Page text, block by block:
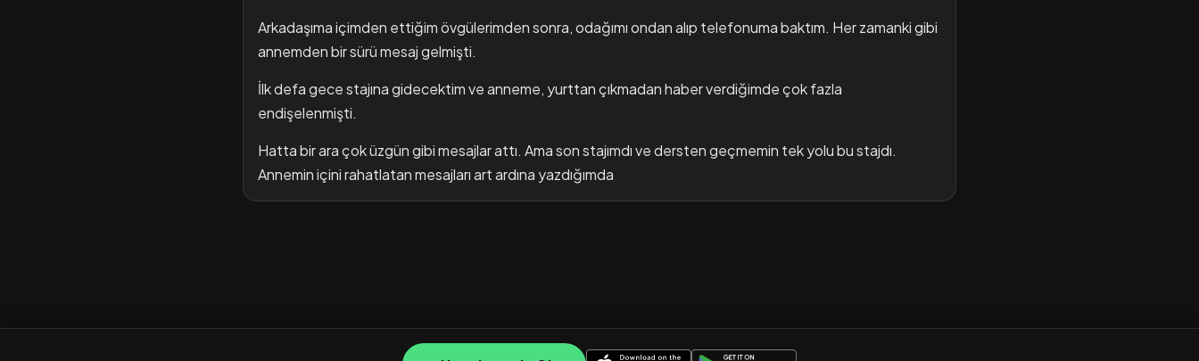
Arkadaşıma içimden ettiğim övgülerimden sonra, odağımı ondan alıp telefonuma baktım. Her zamanki gibi
annemden bir sürü mesaj gelmişti.
İlk defa gece stajına gidecektim ve anneme, yurttan çıkmadan haber verdiğimde çok fazla
endişelenmişti.
Hatta bir ara çok üzgün gibi mesajlar attı. Ama son stajımdı ve dersten geçmemin tek yolu bu stajdı.
Annemin içini rahatlatan mesajları art ardına yazdığımda